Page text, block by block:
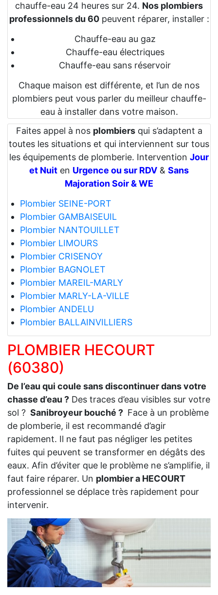
chauffe-eau 24 heures sur 24. Nos plombiers
professionnels du 60peuvent réparer, installer :
Chauffe-eau au gaz
Chauffe-eau électriques
Chauffe-eau sans réservoir
Chaque maison est différente, et l’un de nos
plombiers peut vous parler du meilleur chauffe-
eau à installer dans votre maison.
Faites appel à nos plombiersqui s’adaptent a
toutes les situations et qui interviennent sur tous
les équipements de plomberie. Intervention Jour
et Nuit en Urgence ou sur RDV & Sans
Majoration Soir & WE
Plombier SEINE-PORT
Plombier GAMBAISEUIL
Plombier NANTOUILLET
Plombier LIMOURS
Plombier CRISENOY
Plombier BAGNOLET
Plombier MAREIL-MARLY
Plombier MARLY-LA-VILLE
Plombier ANDELU
Plombier BALLAINVILLIERS
PLOMBIER HECOURT
(60380)
De l’eau qui coule sans discontinuer dans votre
chasse d’eau ? Des traces d’eau visibles sur votre
sol ? Sanibroyeur bouché ? Face à un problème
de plomberie, il est recommandé d’agir
rapidement. Il ne faut pas négliger les petites
fuites qui peuvent se transformer en dégâts des
eaux. Afin d’éviter que le problème ne s’amplifie, il
faut faire réparer. Un plombier a HECOURT
professionnel se déplace très rapidement pour
intervenir.